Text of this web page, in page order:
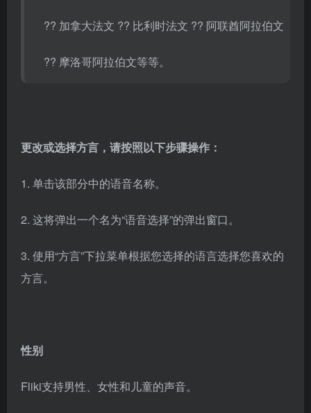
?? 加拿大法文 ?? 比利时法文 ?? 阿联酋阿拉伯文
?? 摩洛哥阿拉伯文等等。
更改或选择方言，请按照以下步骤操作：
1. 单击该部分中的语音名称。
2. 这将弹出一个名为“语音选择”的弹出窗口。
3. 使用“方言”下拉菜单根据您选择的语言选择您喜欢的
方言。
性别
Fliki支持男性、女性和儿童的声音。